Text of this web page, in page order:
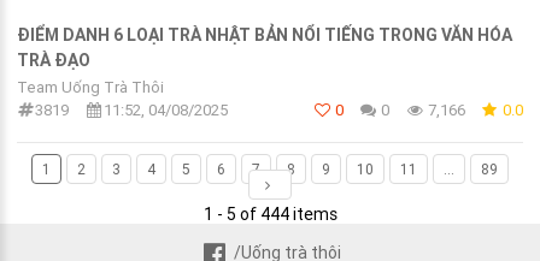
ĐIỂM DANH 6 LOẠI TRÀ NHẬT BẢN NỔI TIẾNG TRONG VĂN HÓA
TRÀ ĐẠO
Team Uống Trà Thôi
3819
11:52, 04/08/2025 0 0 7,166 0.0
1 2 3 4 5 6 7 8 9 10 11 ... 89
1 - 5 of 444 items
/Uống trà thôi